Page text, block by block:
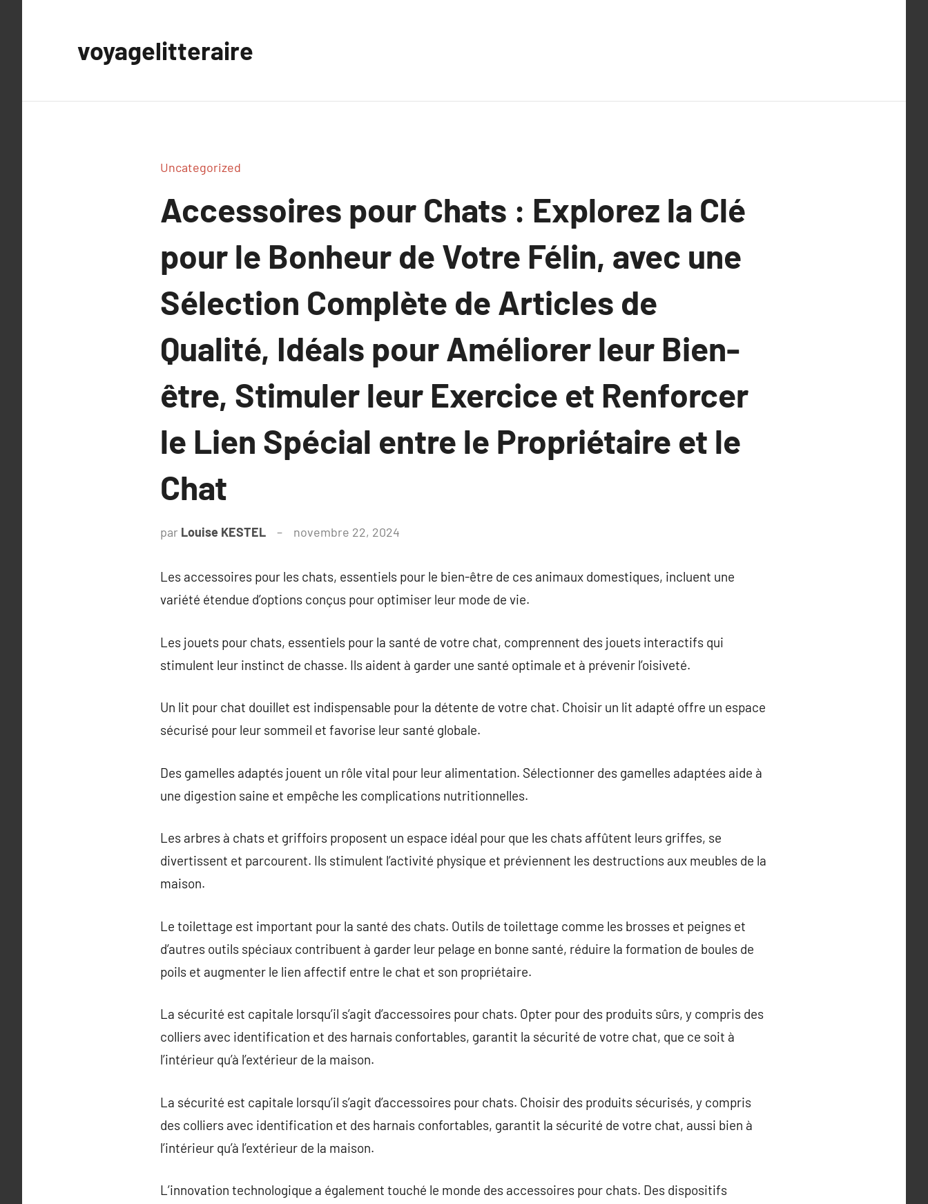
voyagelitteraire
Uncategorized
Accessoires pour Chats : Explorez la Clé
pour le Bonheur de Votre Félin, avec une
Sélection Complète de Articles de
Qualité, Idéals pour Améliorer leur Bien-
être, Stimuler leur Exercice et Renforcer
le Lien Spécial entre le Propriétaire et le
Chat
par Louise KESTEL novembre 22, 2024
Les accessoires pour les chats, essentiels pour le bien-être de ces animaux domestiques, incluent une
variété étendue d’options conçus pour optimiser leur mode de vie.
Les jouets pour chats, essentiels pour la santé de votre chat, comprennent des jouets interactifs qui
stimulent leur instinct de chasse. Ils aident à garder une santé optimale et à prévenir l’oisiveté.
Un lit pour chat douillet est indispensable pour la détente de votre chat. Choisir un lit adapté offre un espace
sécurisé pour leur sommeil et favorise leur santé globale.
Des gamelles adaptés jouent un rôle vital pour leur alimentation. Sélectionner des gamelles adaptées aide à
une digestion saine et empêche les complications nutritionnelles.
Les arbres à chats et griffoirs proposent un espace idéal pour que les chats affûtent leurs griffes, se
divertissent et parcourent. Ils stimulent l’activité physique et préviennent les destructions aux meubles de la
maison.
Le toilettage est important pour la santé des chats. Outils de toilettage comme les brosses et peignes et
d’autres outils spéciaux contribuent à garder leur pelage en bonne santé, réduire la formation de boules de
poils et augmenter le lien affectif entre le chat et son propriétaire.
La sécurité est capitale lorsqu’il s’agit d’accessoires pour chats. Opter pour des produits sûrs, y compris des
colliers avec identification et des harnais confortables, garantit la sécurité de votre chat, que ce soit à
l’intérieur qu’à l’extérieur de la maison.
La sécurité est capitale lorsqu’il s’agit d’accessoires pour chats. Choisir des produits sécurisés, y compris
des colliers avec identification et des harnais confortables, garantit la sécurité de votre chat, aussi bien à
l’intérieur qu’à l’extérieur de la maison.
L’innovation technologique a également touché le monde des accessoires pour chats. Des dispositifs